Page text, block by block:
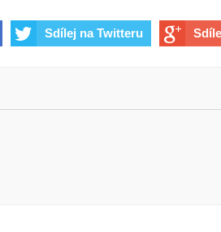
Sdílej na Twitteru